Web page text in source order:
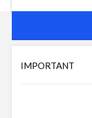
Contact
IMPORTANT